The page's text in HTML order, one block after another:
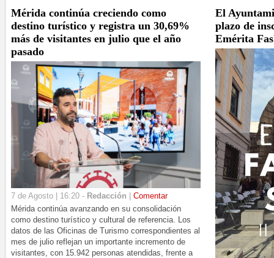
Mérida continúa creciendo como
destino turístico y registra un 30,69%
más de visitantes en julio que el año
pasado
7 de Agosto | 16:20 - Redacción | Comentar
Mérida continúa avanzando en su consolidación
como destino turístico y cultural de referencia. Los
datos de las Oficinas de Turismo correspondientes al
mes de julio reflejan un importante incremento de
visitantes, con 15.942 personas atendidas, frente a
El
plazo de
Emérita